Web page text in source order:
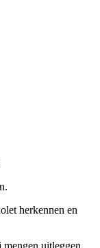
herkennen en
uitleggen.